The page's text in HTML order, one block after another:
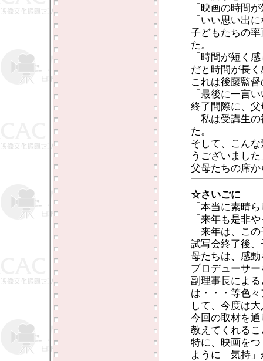
「映画の時間
「いい思い出
子どもたちの
た。
「時間が短く
だと時間が長
これは後藤監
「最後に一言
終了間際に、
「私は受講生
た。
そして、こん
うございました
父母たちの席
☆さいごに
「本当に素晴
「来年も是非
「来年は、こ
試写会終了後
母たちは、感
プロデューサ
副理事長によ
は・・・等色
して、今度は
今回の取材を
教えてくれる
特に、映画を
ように「気持